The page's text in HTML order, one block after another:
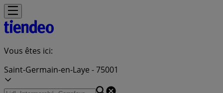
Vous êtes ici:
Saint-Germain-en-Laye - 75001